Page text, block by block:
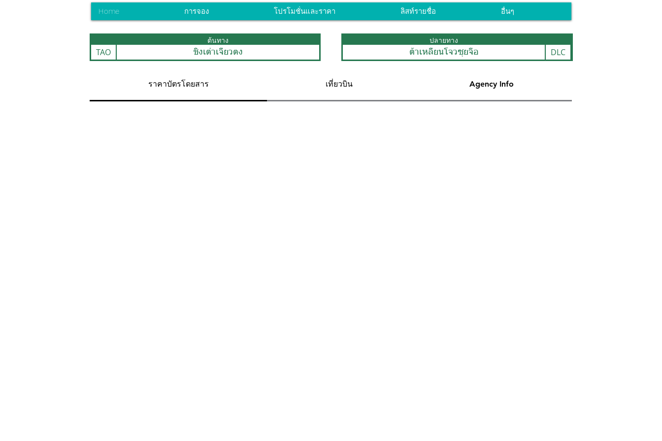
Home การจอง โปรโมชั่นและราคา ลิสท์รายชื่อ อื่นๆ
ต้นทาง
TAO ชิงเต่าเจียวตง
ปลายทาง
DLC
ต้าเหลียนโจวซุยจือ
ราคาบัตรโดยสาร เที่ยวบิน Agency Info